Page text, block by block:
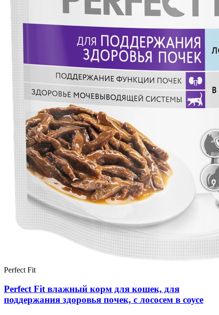
Perfect Fit
Perfect Fit влажный корм для кошек, для
поддержания здоровья почек, с лососем в соусе